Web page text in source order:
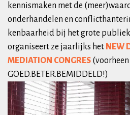
kennismaken met de
onderhandelen en
kenbaarheid bij het grote
organiseert ze jaarlijks het NEW
MEDIATION CONGRES
GOED.BETER.BEMIDDELD!)